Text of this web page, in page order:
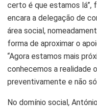
certo é que estamos lá”,
encara a delegação de
área social,
forma de aproximar o
“Agora estamos mais
conhecemos a realidade
preventivamente e não
No domínio social,